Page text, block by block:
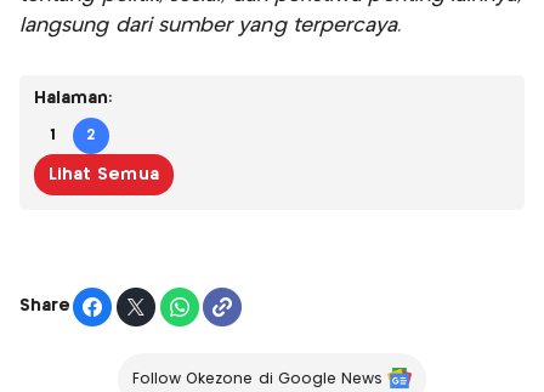
langsung dari sumber yang terpercaya.
Halaman:
1 2
Lihat Semua
Share
Follow Okezone di Google News